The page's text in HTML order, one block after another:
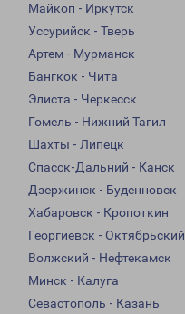
Майкоп - Иркутск
Уссурийск - Тверь
Артем - Мурманск
Бангкок - Чита
Элиста - Черкесск
Гомель - Нижний Тагил
Шахты - Липецк
Спасск-Дальний - Канск
Дзержинск - Буденновск
Хабаровск - Кропоткин
Георгиевск - Октябрьский
Волжский - Нефтекамск
Минск - Калуга
Севастополь - Казань